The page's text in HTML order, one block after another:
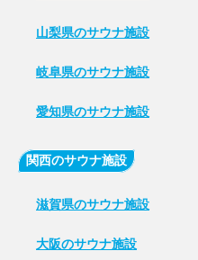
山梨県のサウナ施設
岐阜県のサウナ施設
愛知県のサウナ施設
関西のサウナ施設
滋賀県のサウナ施設
大阪のサウナ施設